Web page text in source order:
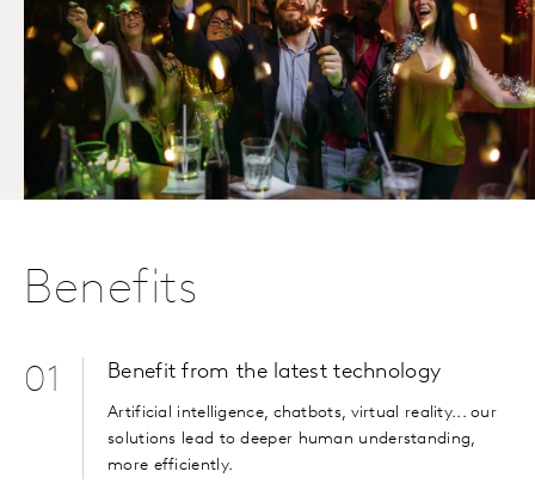
Benefits
01 Benefit from the latest technology
Artificial intelligence, chatbots, virtual reality... our
solutions lead to deeper human understanding,
more efficiently.